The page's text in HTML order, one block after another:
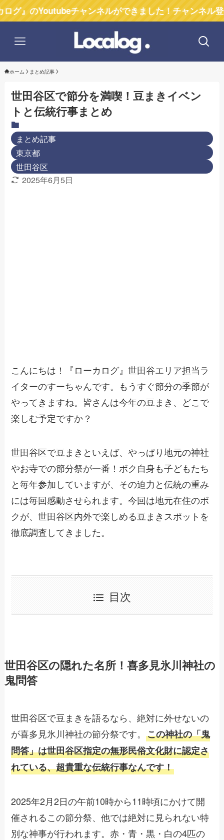
チャンネルができました！チャンネル登録お願い
ホーム まとめ記事
世田谷区で節分を満喫！豆まきイベン
トと伝統行事まとめ
まとめ記事
東京都
世田谷区
2025年6月5日
こんにちは！『ローカログ』世田谷エリア担当ラ
イターのすーちゃんです。もうすぐ節分の季節が
やってきますね。皆さんは今年の豆まき、どこで
楽しむ予定ですか？
世田谷区で豆まきといえば、やっぱり地元の神社
やお寺での節分祭が一番！ボク自身も子どもたち
と毎年参加していますが、その迫力と伝統の重み
には毎回感動させられます。今回は地元在住のボ
クが、世田谷区内外で楽しめる豆まきスポットを
徹底調査してきました。
目次
世田谷区の隠れた名所！喜多見氷川神社の
鬼問答
世田谷区で豆まきを語るなら、絶対に外せないの
が喜多見氷川神社の節分祭です。この神社の「鬼
問答」は世田谷区指定の無形民俗文化財に認定さ
れている、超貴重な伝統行事なんです！
2025年2月2日の午前10時から11時頃にかけて開
催されるこの節分祭、他では絶対に見られない特
別な神事が行われます。赤・青・黒・白の4匹の